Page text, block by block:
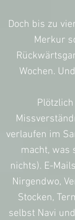
Doch bis zu
Merkur
Wochen.
verlaufen im
macht, was
nichts). E-
Nirgendwo,
Stocken,
selbst Navi